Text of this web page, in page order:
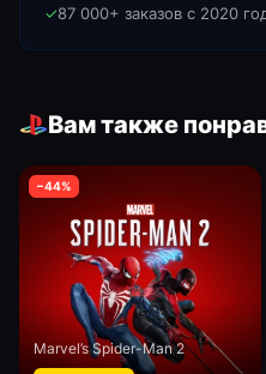
✓87 000+ заказов с 2020
Вам также
−44%
Marvel’s Spider-Man 2